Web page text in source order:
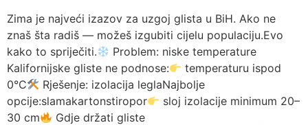
Zima je najveći izazov za uzgoj glista u BiH. Ako ne
znaš šta radiš — možeš izgubiti cijelu populaciju.Evo
kako to spriječiti.
Problem: niske temperature
Kalifornijske gliste ne podnose:
temperaturu ispod
0°C
Rješenje: izolacija leglaNajbolje
opcije:slamakartonstiropor
sloj izolacije minimum 20–
30 cm
Gdje držati gliste